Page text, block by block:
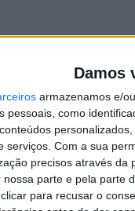
Damos
armazenamos e/
pessoais, como
serviços. Com a sua
precisos através
parte e pela parte
para recusar o
deste ano com
de Oliveira de